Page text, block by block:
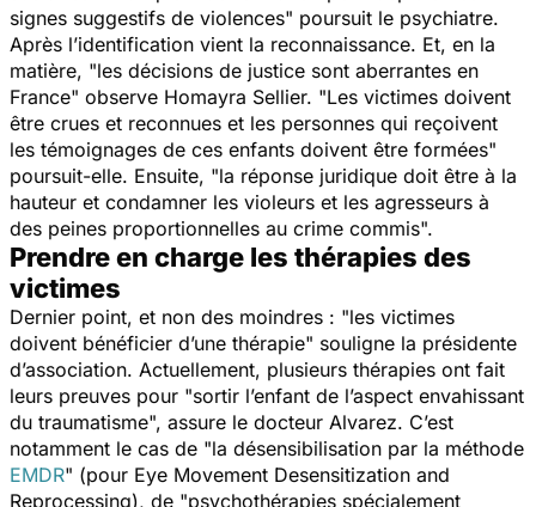
signes suggestifs de violences" poursuit le psychiatre.
Après l’identification vient la reconnaissance. Et, en la
matière, "les décisions de justice sont aberrantes en
France" observe Homayra Sellier. "Les victimes doivent
être crues et reconnues et les personnes qui reçoivent
les témoignages de ces enfants doivent être formées"
poursuit-elle. Ensuite, "la réponse juridique doit être à la
hauteur et condamner les violeurs et les agresseurs à
des peines proportionnelles au crime commis".
Prendre en charge les thérapies des
victimes
Dernier point, et non des moindres : "les victimes
doivent bénéficier d’une thérapie" souligne la présidente
d’association. Actuellement, plusieurs thérapies ont fait
leurs preuves pour "sortir l’enfant de l’aspect envahissant
du traumatisme", assure le docteur Alvarez. C’est
notamment le cas de "la désensibilisation par la méthode
EMDR" (pour Eye Movement Desensitization and
Reprocessing), de "psychothérapies spécialement